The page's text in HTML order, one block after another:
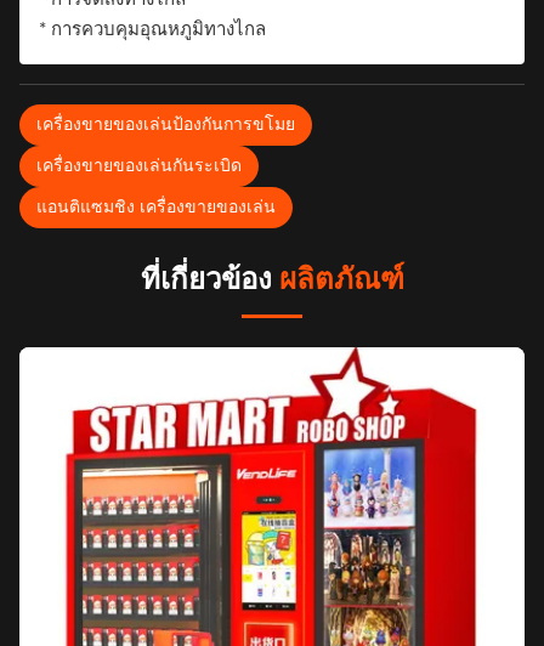
* การควบคุมอุณหภูมิทางไกล
เครื่องขายของเล่นป้องกันการขโมย
เครื่องขายของเล่นกันระเบิด
แอนติแซมชิง เครื่องขายของเล่น
ที่เกี่ยวข้อง ผลิตภัณฑ์